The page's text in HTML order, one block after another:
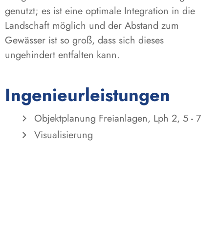
genutzt; es ist eine optimale Integration in die
Landschaft möglich und der Abstand zum
Gewässer ist so groß, dass sich dieses
ungehindert entfalten kann.
Ingenieurleistungen
Objektplanung Freianlagen, Lph 2, 5 - 7
Visualisierung